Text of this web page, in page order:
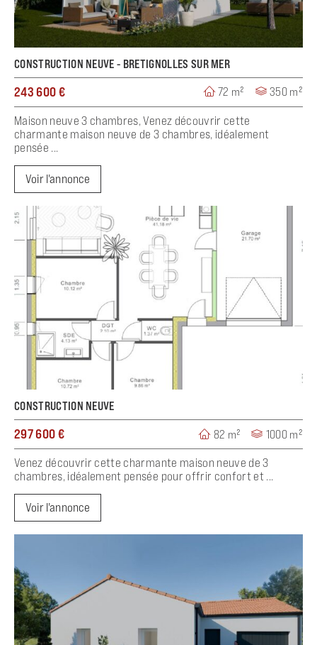
CONSTRUCTION NEUVE - BRETIGNOLLES SUR MER
243 600 € 72 m² 350 m²
Maison neuve 3 chambres, Venez découvrir cette
charmante maison neuve de 3 chambres, idéalement
pensée ...
Voir l'annonce
CONSTRUCTION NEUVE
297 600 € 82 m² 1000 m²
Venez découvrir cette charmante maison neuve de 3
chambres, idéalement pensée pour offrir confort et ...
Voir l'annonce